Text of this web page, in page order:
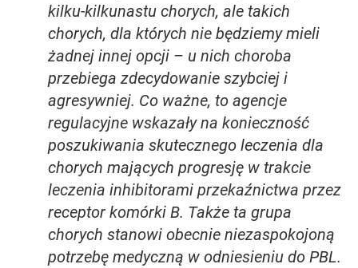
kilku-kilkunastu chorych, ale takich
chorych, dla których nie będziemy mieli
żadnej innej opcji – u nich choroba
przebiega zdecydowanie szybciej i
agresywniej. Co ważne, to agencje
regulacyjne wskazały na konieczność
poszukiwania skutecznego leczenia dla
chorych mających progresję w trakcie
leczenia inhibitorami przekaźnictwa przez
receptor komórki B. Także ta grupa
chorych stanowi obecnie niezaspokojoną
potrzebę medyczną w odniesieniu do PBL.